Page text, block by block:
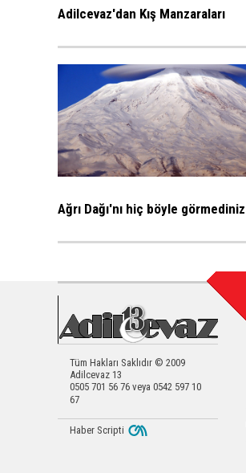
Adilcevaz'dan Kış Manzaraları
Ağrı Dağı'nı hiç böyle görmediniz
Tüm Hakları Saklıdır © 2009
Adilcevaz 13
0505 701 56 76 veya 0542 597 10
67
Haber Scripti